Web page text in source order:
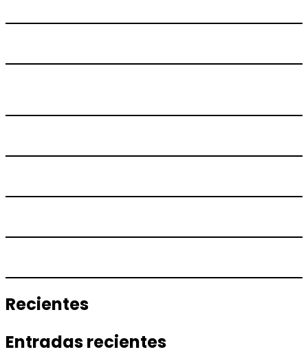
Recientes
Entradas recientes